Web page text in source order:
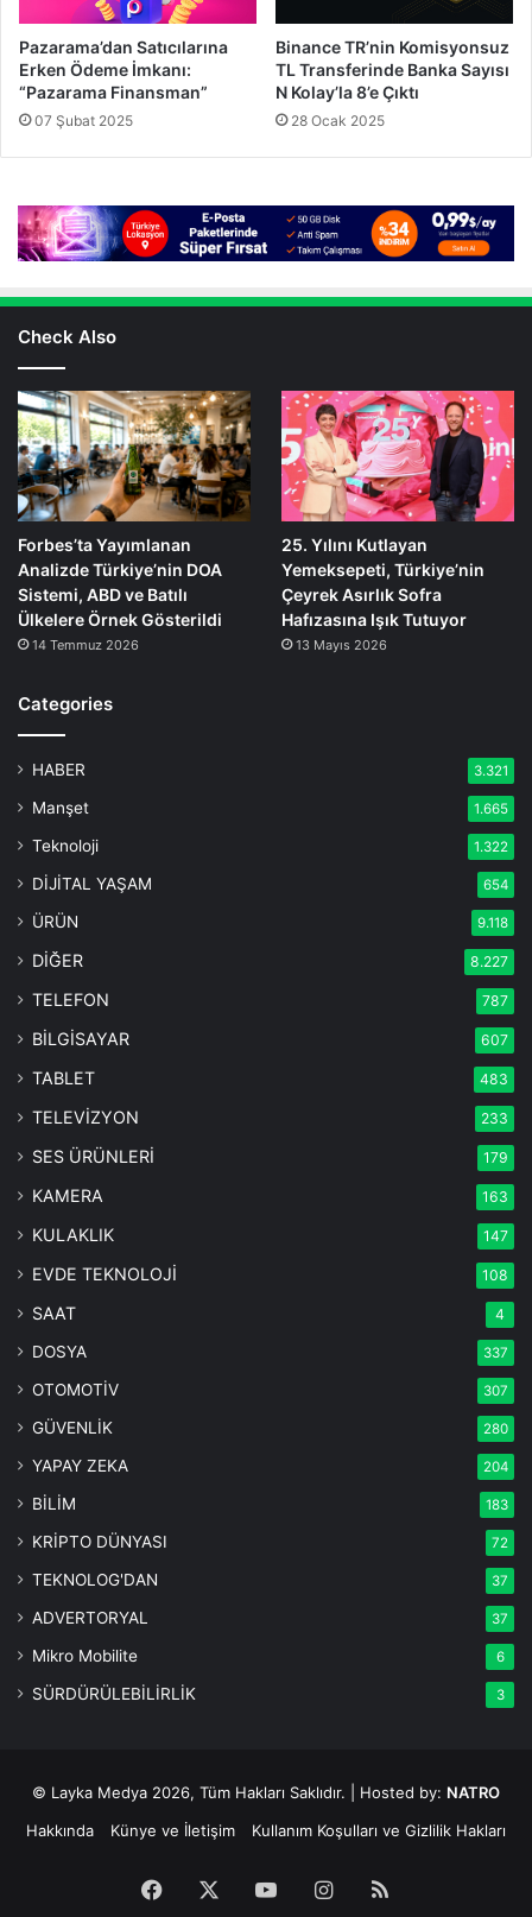
Pazarama’dan Satıcılarına
Erken Ödeme İmkanı:
“Pazarama Finansman”
07 Şubat 2025
Binance TR’nin Komisyonsuz
TL Transferinde Banka Sayısı
N Kolay’la 8’e Çıktı
28 Ocak 2025
Check Also
Forbes’ta Yayımlanan
Analizde Türkiye’nin DOA
Sistemi, ABD ve Batılı
Ülkelere Örnek Gösterildi
14 Temmuz 2026
25. Yılını Kutlayan
Yemeksepeti, Türkiye’nin
Çeyrek Asırlık Sofra
Hafızasına Işık Tutuyor
13 Mayıs 2026
Categories
HABER 3.321
Manşet 1.665
Teknoloji 1.322
DİJİTAL YAŞAM 654
ÜRÜN 9.118
DİĞER 8.227
TELEFON 787
BİLGİSAYAR 607
TABLET 483
TELEVİZYON 233
SES ÜRÜNLERİ 179
KAMERA 163
KULAKLIK 147
EVDE TEKNOLOJİ 108
SAAT 4
DOSYA 337
OTOMOTİV 307
GÜVENLİK 280
YAPAY ZEKA 204
BİLİM 183
KRİPTO DÜNYASI 72
TEKNOLOG'DAN 37
ADVERTORYAL 37
Mikro Mobilite 6
SÜRDÜRÜLEBİLİRLİK 3
© Layka Medya 2026, Tüm Hakları Saklıdır. | Hosted by: NATRO
Hakkında
Künye ve İletişim Kullanım Koşulları ve Gizlilik Hakları
Facebook YouTubeInstagram
RSS